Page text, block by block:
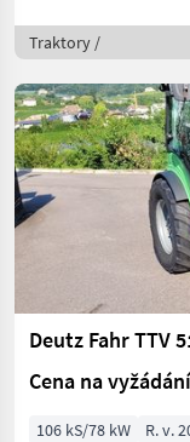
Traktory /
Deutz Fahr TTV
Cena na vyžádání
106 kS/78 kW R. v.